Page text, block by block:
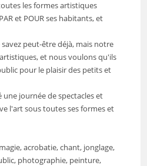
les formes artistiques
et POUR ses habitants, et
peut-être déjà, mais notre
et nous voulons qu'ils
pour le plaisir des petits et
journée de spectacles et
l'art sous toutes ses formes et
acrobatie, chant, jonglage,
photographie, peinture,